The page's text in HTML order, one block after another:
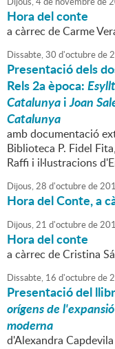
Hora del conte
a càrrec de Carme
Dissabte,30 d'octubrede
Presentació dels
Rels 2a època:
CatalunyaiJoan
Catalunya
amb documentació
Biblioteca P. Fidel
Raffi i il·lustracions
Dijous,28 d'octubrede
Hora del Conte, a
Dijous,21 d'octubrede
Hora del conte
a càrrec de Cristina
Dissabte, 16 d'octubrede
Presentació del
orígens de
moderna
d'Alexandra